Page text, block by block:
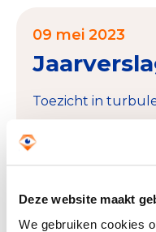
Deze website maakt
We gebruiken cookies
09 mei 2023
Toezicht in